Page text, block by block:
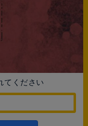
てください